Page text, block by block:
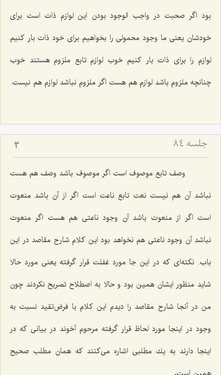
بود اگر صحبت در واجب الوجود بودن این لوازم ذات است براى
خودشان یعنى ما وجود محمولى را بخواهیم براى خود ذات بار كنیم
لوازم را براى ذات بار كنیم خوب لوازم تابع ملزوم هستند خوب
چنانچه ملزوم باشد لوازم هم هست اگر ملزوم نباشد لوازم هم نیست.
جلسه ۸۴ 3
وصف تابع موصوف است اگر موصوف باشد وصف هم هست
نباشد آن هم نیست نعت تابع ناعت است اگر از آن باشد منعوت
است اگر از منعوت باشد آن وجود ناعتى هم هست اگر منعوت
نباشد آن وجود ناعتى هم نخواهد بود این كلام شارح مقاصد در این
باب. نكته‌اى كه در این جا مورد غفلت قرار گرفته یعنى مورد حالا
شاید منظور ایشان همین بود و حالا به اصطلاح تصریح نكردند چون
من در آنجا شارح مقاصد را دیدم این كلام با فرض‌تقید نسبت به
وجود در اینجا مورد لحاظ قرار گرفته مرحوم آخوند در بیانى كه در
اینجا دارند به یك مطلبى اشاره مى‌كنند كه همان مطلب صحیح